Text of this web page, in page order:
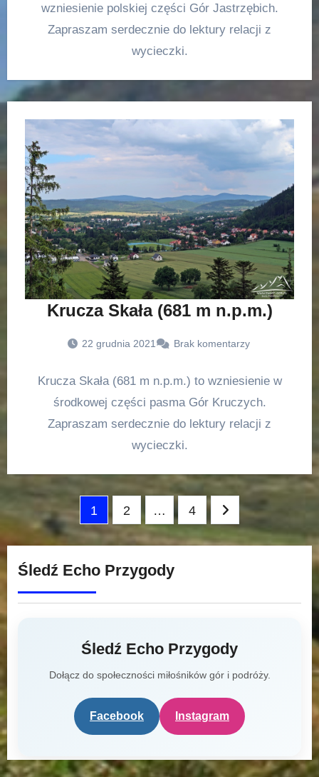
wzniesienie polskiej części Gór Jastrzębich.
Zapraszam serdecznie do lektury relacji z
wycieczki.
Krucza Skała (681 m n.p.m.)
22 grudnia 2021 Brak komentarzy
Krucza Skała (681 m n.p.m.) to wzniesienie w
środkowej części pasma Gór Kruczych.
Zapraszam serdecznie do lektury relacji z
wycieczki.
Stronicowanie
wpisów
1 2 … 4
Śledź Echo Przygody
Śledź Echo Przygody
Dołącz do społeczności miłośników gór i podróży.
Facebook Instagram